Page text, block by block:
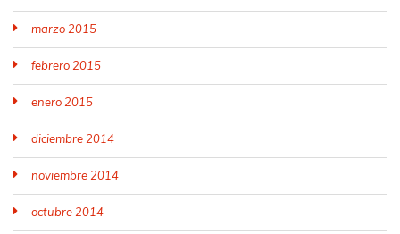
marzo 2015
febrero 2015
enero 2015
diciembre 2014
noviembre 2014
octubre 2014